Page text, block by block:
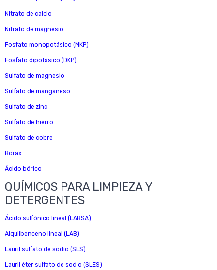
Nitrato de calcio
Nitrato de magnesio
Fosfato monopotásico (MKP)
Fosfato dipotásico (DKP)
Sulfato de magnesio
Sulfato de manganeso
Sulfato de zinc
Sulfato de hierro
Sulfato de cobre
Borax
Ácido bórico
QUÍMICOS PARA LIMPIEZA Y
DETERGENTES
Ácido sulfónico lineal (LABSA)
Alquilbenceno lineal (LAB)
Lauril sulfato de sodio (SLS)
Lauril éter sulfato de sodio (SLES)